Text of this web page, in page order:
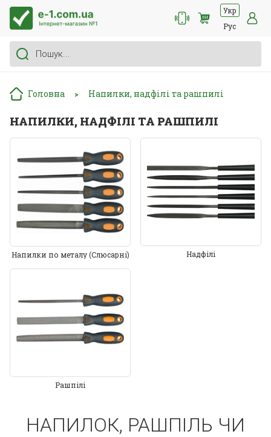
Укр
Рус
Головна > Напилки, надфілі та рашпилі
НАПИЛКИ, НАДФІЛІ ТА РАШПИЛІ
Напилки по металу (Слюсарні) Надфілі
Рашпілі
НАПИЛОК, РАШПІЛЬ ЧИ